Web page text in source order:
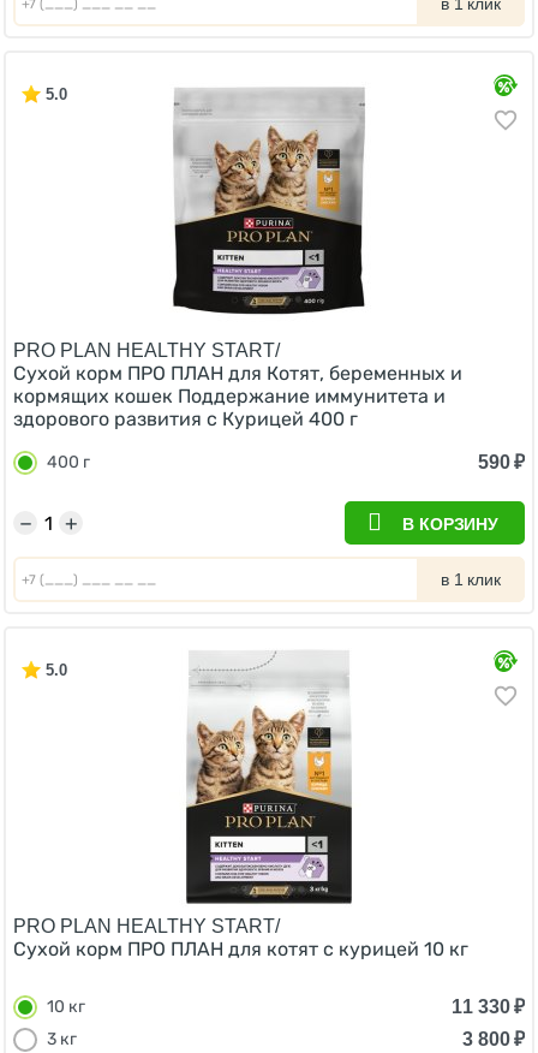
5.0
PRO PLAN HEALTHY START/
Сухой корм ПРО ПЛАН для Котят, беременных и
кормящих кошек Поддержание иммунитета и
здорового развития с Курицей 400 г
400 г 590₽
+
− В КОРЗИНУ
в 1 клик
5.0
PRO PLAN HEALTHY START/
Сухой корм ПРО ПЛАН для котят с курицей 10 кг
10 кг 11 330₽
3 кг
3 800₽